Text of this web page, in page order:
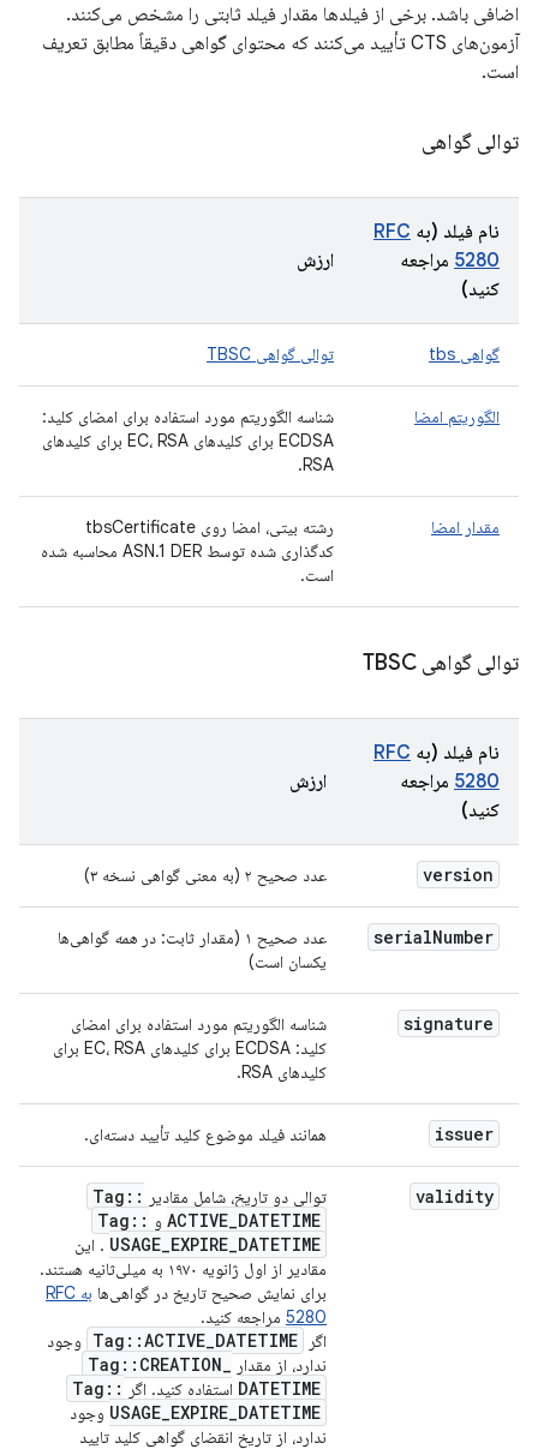
اضافی باشد. برخی از فیلدها مقدار فیلد ثابتی را مشخص می‌کنند.
آزمون‌های CTS تأیید می‌کنند که محتوای گواهی دقیقاً مطابق تعریف
است.
توالی گواهی
نام فیلد (به RFC
5280 مراجعه
کنید)
ارزش
گواهی tbs توالی گواهی TBSC
الگوریتم امضا
شناسه الگوریتم مورد استفاده برای امضای کلید:
ECDSA برای کلیدهای EC، RSA برای کلیدهای
RSA.
مقدار امضا
رشته بیتی، امضا روی tbsCertificate
کدگذاری شده توسط ASN.1 DER محاسبه شده
است.
توالی گواهی TBSC
نام فیلد (به RFC
5280 مراجعه
کنید)
ارزش
version عدد صحیح ۲ (به معنی گواهی نسخه ۳)
serialNumber عدد صحیح ۱ (مقدار ثابت: در همه گواهی‌ها
یکسان است)
signature
شناسه الگوریتم مورد استفاده برای امضای
کلید: ECDSA برای کلیدهای EC، RSA برای
کلیدهای RSA.
issuer همانند فیلد موضوع کلید تأیید دسته‌ای.
validity توالی دو تاریخ، شامل مقادیر Tag ::
ACTIVE_DATETIME و Tag ::
USAGE_EXPIRE_DATETIME
. این
مقادیر از اول ژانویه ۱۹۷۰ به میلی‌ثانیه هستند.
برای نمایش صحیح تاریخ در گواهی‌ها
به RFC
5280 مراجعه کنید.
اگر
Tag ::ACTIVE_DATETIME
وجود
ندارد، از مقدار
Tag :: CREATION_
DATETIME استفاده کنید. اگر Tag ::
USAGE_EXPIRE_DATETIME
وجود
ندارد، از تاریخ انقضای گواهی کلید تایید